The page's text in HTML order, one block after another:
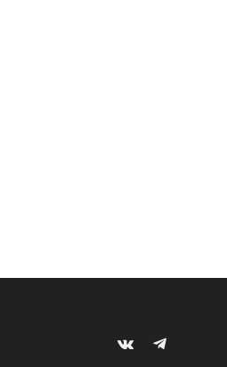
VKontakteTelegram